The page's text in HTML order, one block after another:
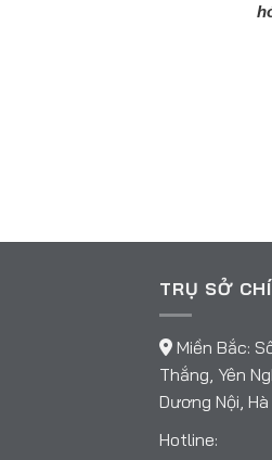
TRỤ SỞ
Miền Bắc:
Thắng, Yên
Dương Nội, Hà
Hotline: